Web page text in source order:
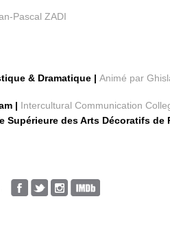
Pascal ZADI
& Dramatique |Animé par
| Intercultural Communication
Supérieure des Arts Décoratifs de